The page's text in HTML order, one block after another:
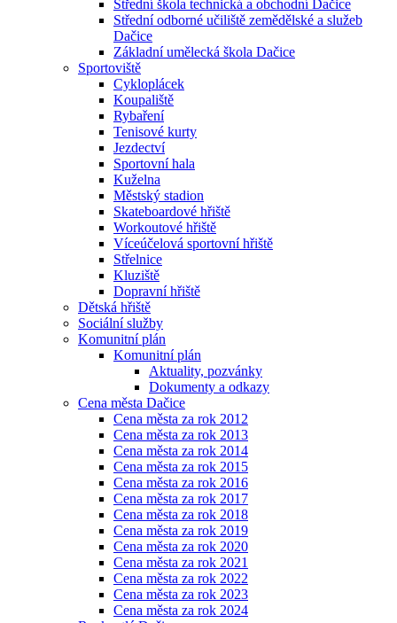
Střední škola technická a obchodní Dačice
Střední odborné učiliště zemědělské a služeb
Dačice
Základní umělecká škola Dačice
Sportoviště
Cykloplácek
Koupaliště
Rybaření
Tenisové kurty
Jezdectví
Sportovní hala
Kuželna
Městský stadion
Skateboardové hřiště
Workoutové hřiště
Víceúčelová sportovní hřiště
Střelnice
Kluziště
Dopravní hřiště
Dětská hřiště
Sociální služby
Komunitní plán
Komunitní plán
Aktuality, pozvánky
Dokumenty a odkazy
Cena města Dačice
Cena města za rok 2012
Cena města za rok 2013
Cena města za rok 2014
Cena města za rok 2015
Cena města za rok 2016
Cena města za rok 2017
Cena města za rok 2018
Cena města za rok 2019
Cena města za rok 2020
Cena města za rok 2021
Cena města za rok 2022
Cena města za rok 2023
Cena města za rok 2024